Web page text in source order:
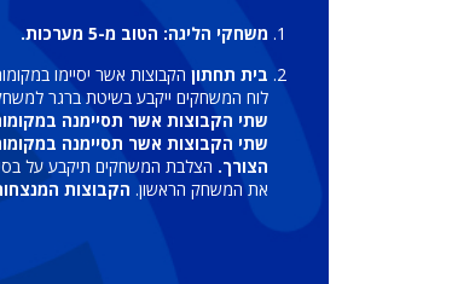
משחקי הליגה: הטוב מ-5 מערכות.
בית תחתון הקבוצות אשר יסיימו במקומות 6-8 מכל מחוז ישחקו בבית התחתון (סה"כ 6 קבוצות), אשר ישוחק בשיטת ליגה בת 2
לוח המשחקים ייקבע בשיטת ברגר
שתי הקבוצות אשר תסיימנה במקומות האחרונים (5-6) בסיום הבית
הצורך. הצלבת המשחקים תיקבע על
את המשחק הראשון. הקבוצות